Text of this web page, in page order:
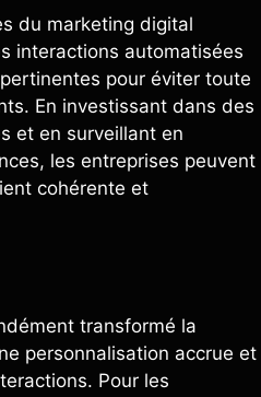
du marketing digital
interactions automatisées
pour éviter toute
En investissant dans des
et en surveillant en
les entreprises peuvent
cohérente et
transformé la
personnalisation accrue et
Pour les